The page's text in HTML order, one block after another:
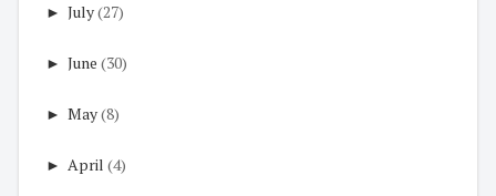
► July(27)
► June (30)
► May(8)
► April (4)